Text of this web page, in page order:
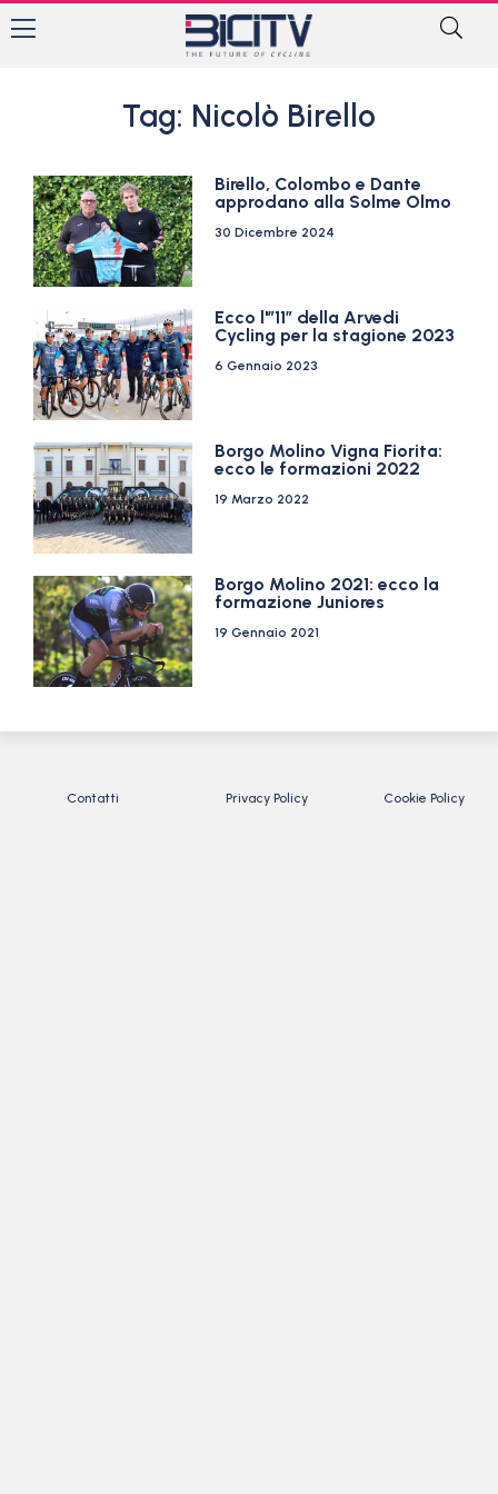
Tag: Nicolò Birello
Birello, Colombo e Dante
approdano alla Solme Olmo
30 Dicembre 2024
Ecco l'”11″ della Arvedi
Cycling per la stagione 2023
6 Gennaio 2023
Borgo Molino Vigna Fiorita:
ecco le formazioni 2022
19 Marzo 2022
Borgo Molino 2021: ecco la
formazione Juniores
19 Gennaio 2021
Contatti Privacy Policy Cookie Policy